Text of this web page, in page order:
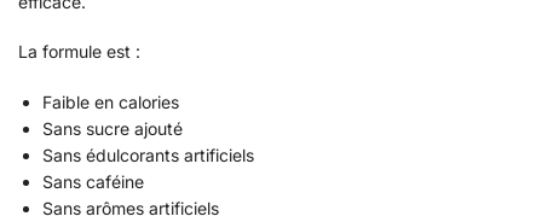
La formule est :
Faible en calories
Sans sucre ajouté
Sans édulcorants artificiels
Sans caféine
Sans arômes artificiels